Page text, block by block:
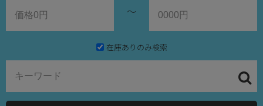
～
在庫ありのみ検索